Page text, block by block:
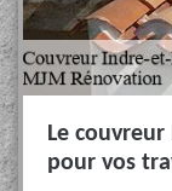
Le
pour vos